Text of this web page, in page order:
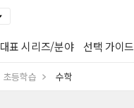
대표 시리즈/분야 선택 가이드
초등학습 수학